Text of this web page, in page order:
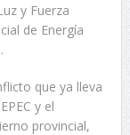
y Fuerza
de Energía
que ya lleva
y el
provincial,